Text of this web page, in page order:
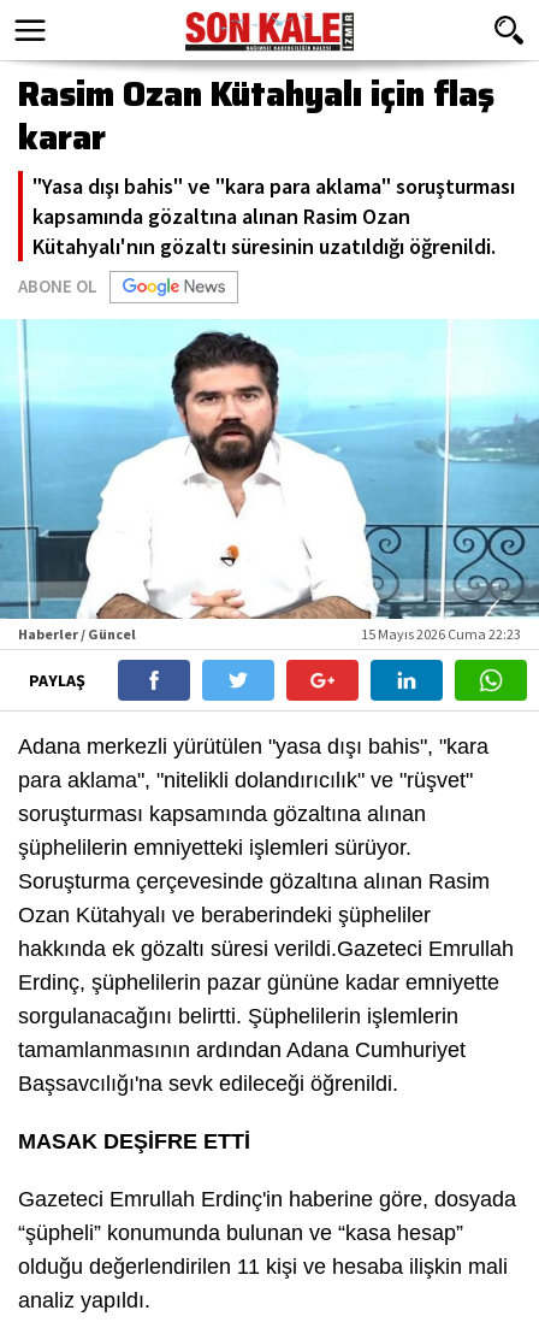
Rasim Ozan Kütahyalı için flaş
karar
"Yasa dışı bahis" ve "kara para aklama" soruşturması
kapsamında gözaltına alınan Rasim Ozan
Kütahyalı'nın gözaltı süresinin uzatıldığı öğrenildi.
ABONE OL
Haberler / Güncel 15 Mayıs 2026 Cuma 22:23
PAYLAŞ
Adana merkezli yürütülen "yasa dışı bahis", "kara
para aklama", "nitelikli dolandırıcılık" ve "rüşvet"
soruşturması kapsamında gözaltına alınan
şüphelilerin emniyetteki işlemleri sürüyor.
Soruşturma çerçevesinde gözaltına alınan Rasim
Ozan Kütahyalı ve beraberindeki şüpheliler
hakkında ek gözaltı süresi verildi.Gazeteci Emrullah
Erdinç, şüphelilerin pazar gününe kadar emniyette
sorgulanacağını belirtti. Şüphelilerin işlemlerin
tamamlanmasının ardından Adana Cumhuriyet
Başsavcılığı'na sevk edileceği öğrenildi.
MASAK DEŞİFRE ETTİ
Gazeteci Emrullah Erdinç'in haberine göre, dosyada
“şüpheli” konumunda bulunan ve “kasa hesap”
olduğu değerlendirilen 11 kişi ve hesaba ilişkin mali
analiz yapıldı.